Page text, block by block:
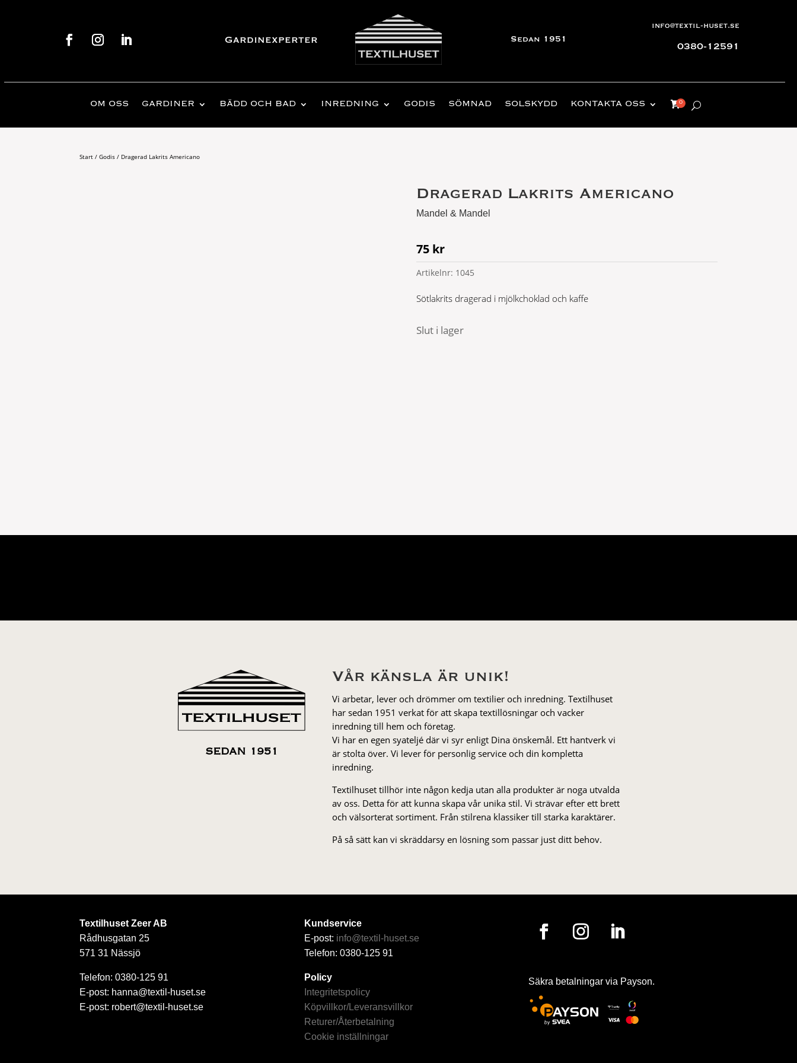
Gardinexperter Sedan 1951
info@textil-huset.se
0380-12591
OM OSS GARDINER BÄDD OCH BAD INREDNING GODIS SÖMNAD SOLSKYDD KONTAKTA OSS
Start /Godis / Dragerad Lakrits Americano
Dragerad Lakrits Americano
Mandel & Mandel
75 kr
Artikelnr: 1045
Sötlakrits dragerad i mjölkchoklad och kaffe
Slut i lager
SEDAN 1951
Vår känsla är unik!
Vi arbetar, lever och drömmer om textilier och inredning. Textilhuset
har sedan 1951 verkat för att skapa textillösningar och vacker
inredning till hem och företag.
Vi har en egen syateljé där vi syr enligt Dina önskemål. Ett hantverk vi
är stolta över. Vi lever för personlig service och din kompletta
inredning.
Textilhuset tillhör inte någon kedja utan alla produkter är noga utvalda
av oss. Detta för att kunna skapa vår unika stil. Vi strä­var efter ett brett
och välsorterat sor­ti­ment. Från stil­rena klas­siker till starka karaktärer.
På så sätt kan vi skräddarsy en lösning som passar just ditt behov.
Textilhuset Zeer AB
Rådhusgatan 25
571 31 Nässjö
Telefon: 0380-125 91
E-post: hanna@textil-huset.se
E-post: robert@textil-huset.se
Kundservice
E-post: info@textil-huset.se
Telefon: 0380-125 91
Policy
Integritetspolicy
Köpvillkor/Leveransvillkor
Returer/Återbetalning
Cookie inställningar
Säkra betalningar via Payson.